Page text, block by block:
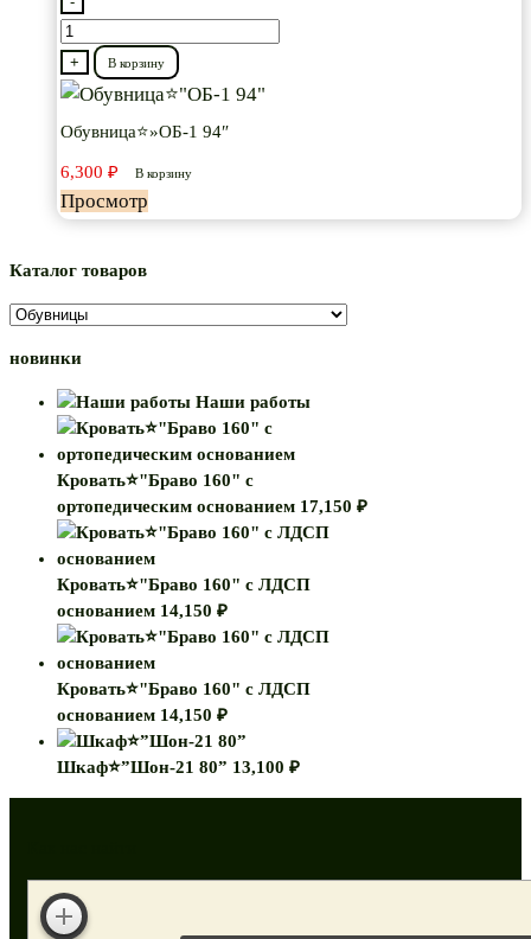
Количество
товара
Обувница⭐"ОБ-1
+ В корзину
Обувница⭐»ОБ-1 94″
6,300 ₽ В корзину
Просмотр
Каталог товаров
новинки
Наши работы
Кровать⭐"Браво 160" с
ортопедическим основанием 17,150 ₽
Кровать⭐"Браво 160" с ЛДСП
основанием 14,150 ₽
Кровать⭐"Браво 160" с ЛДСП
основанием 14,150 ₽
Шкаф⭐”Шон-21 80” 13,100 ₽